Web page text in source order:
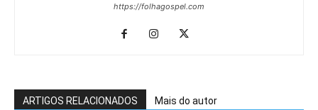
https://folhagospel.com
ARTIGOS RELACIONADOS Mais do autor